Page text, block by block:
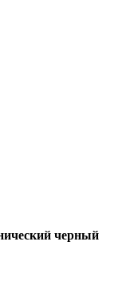
черный